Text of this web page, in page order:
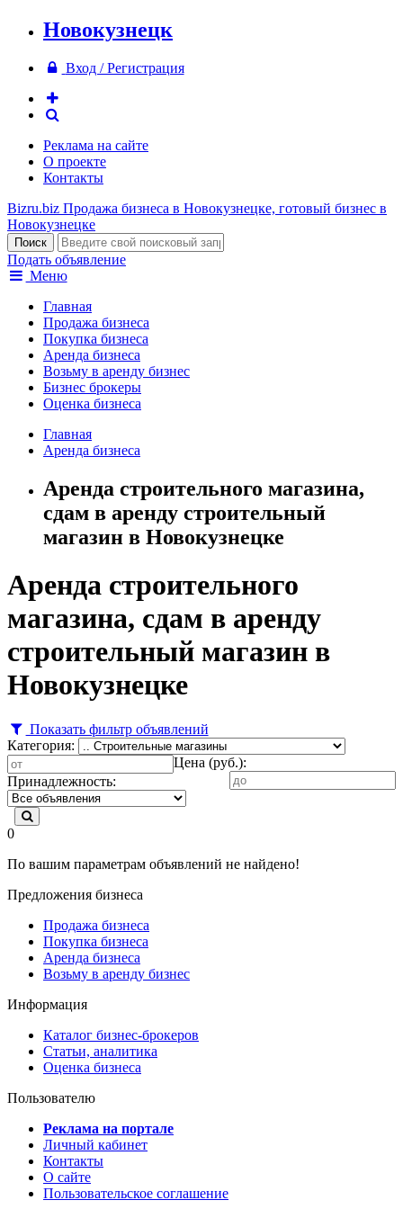
Новокузнецк
Вход / Регистрация
Реклама на сайте
О проекте
Контакты
Bizru.biz Продажа бизнеса в Новокузнецке, готовый бизнес в
Новокузнецке
Подать объявление
Меню
Главная
Продажа бизнеса
Покупка бизнеса
Аренда бизнеса
Возьму в аренду бизнес
Бизнес брокеры
Оценка бизнеса
Главная
Аренда бизнеса
Аренда строительного магазина,
сдам в аренду строительный
магазин в Новокузнецке
Аренда строительного
магазина, сдам в аренду
строительный магазин в
Новокузнецке
Показать фильтр объявлений
Категория:
Цена (руб.):
Принадлежность:
0
По вашим параметрам объявлений не найдено!
Предложения бизнеса
Продажа бизнеса
Покупка бизнеса
Аренда бизнеса
Возьму в аренду бизнес
Информация
Каталог бизнес-брокеров
Статьи, аналитика
Оценка бизнеса
Пользователю
Реклама на портале
Личный кабинет
Контакты
О сайте
Пользовательское соглашение